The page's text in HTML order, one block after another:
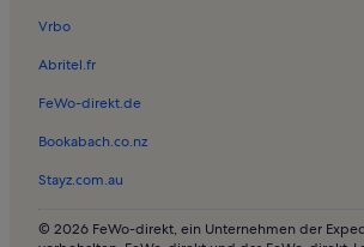
Ferienwohnungen in Oeverdiek
Ferienwohnungen in Teutendorf
Vrbo
Abritel.fr
FeWo-direkt.de
Bookabach.co.nz
Stayz.com.au
© 2026 FeWo-direkt, ein Unternehmen der